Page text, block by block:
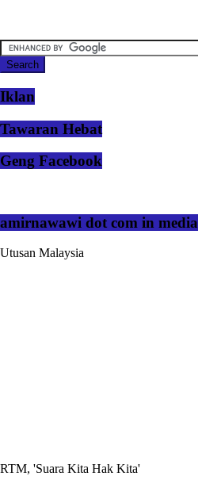
Iklan
Tawaran Hebat
Geng Facebook
amirnawawi dot com in media
Utusan Malaysia
RTM, 'Suara Kita Hak Kita'